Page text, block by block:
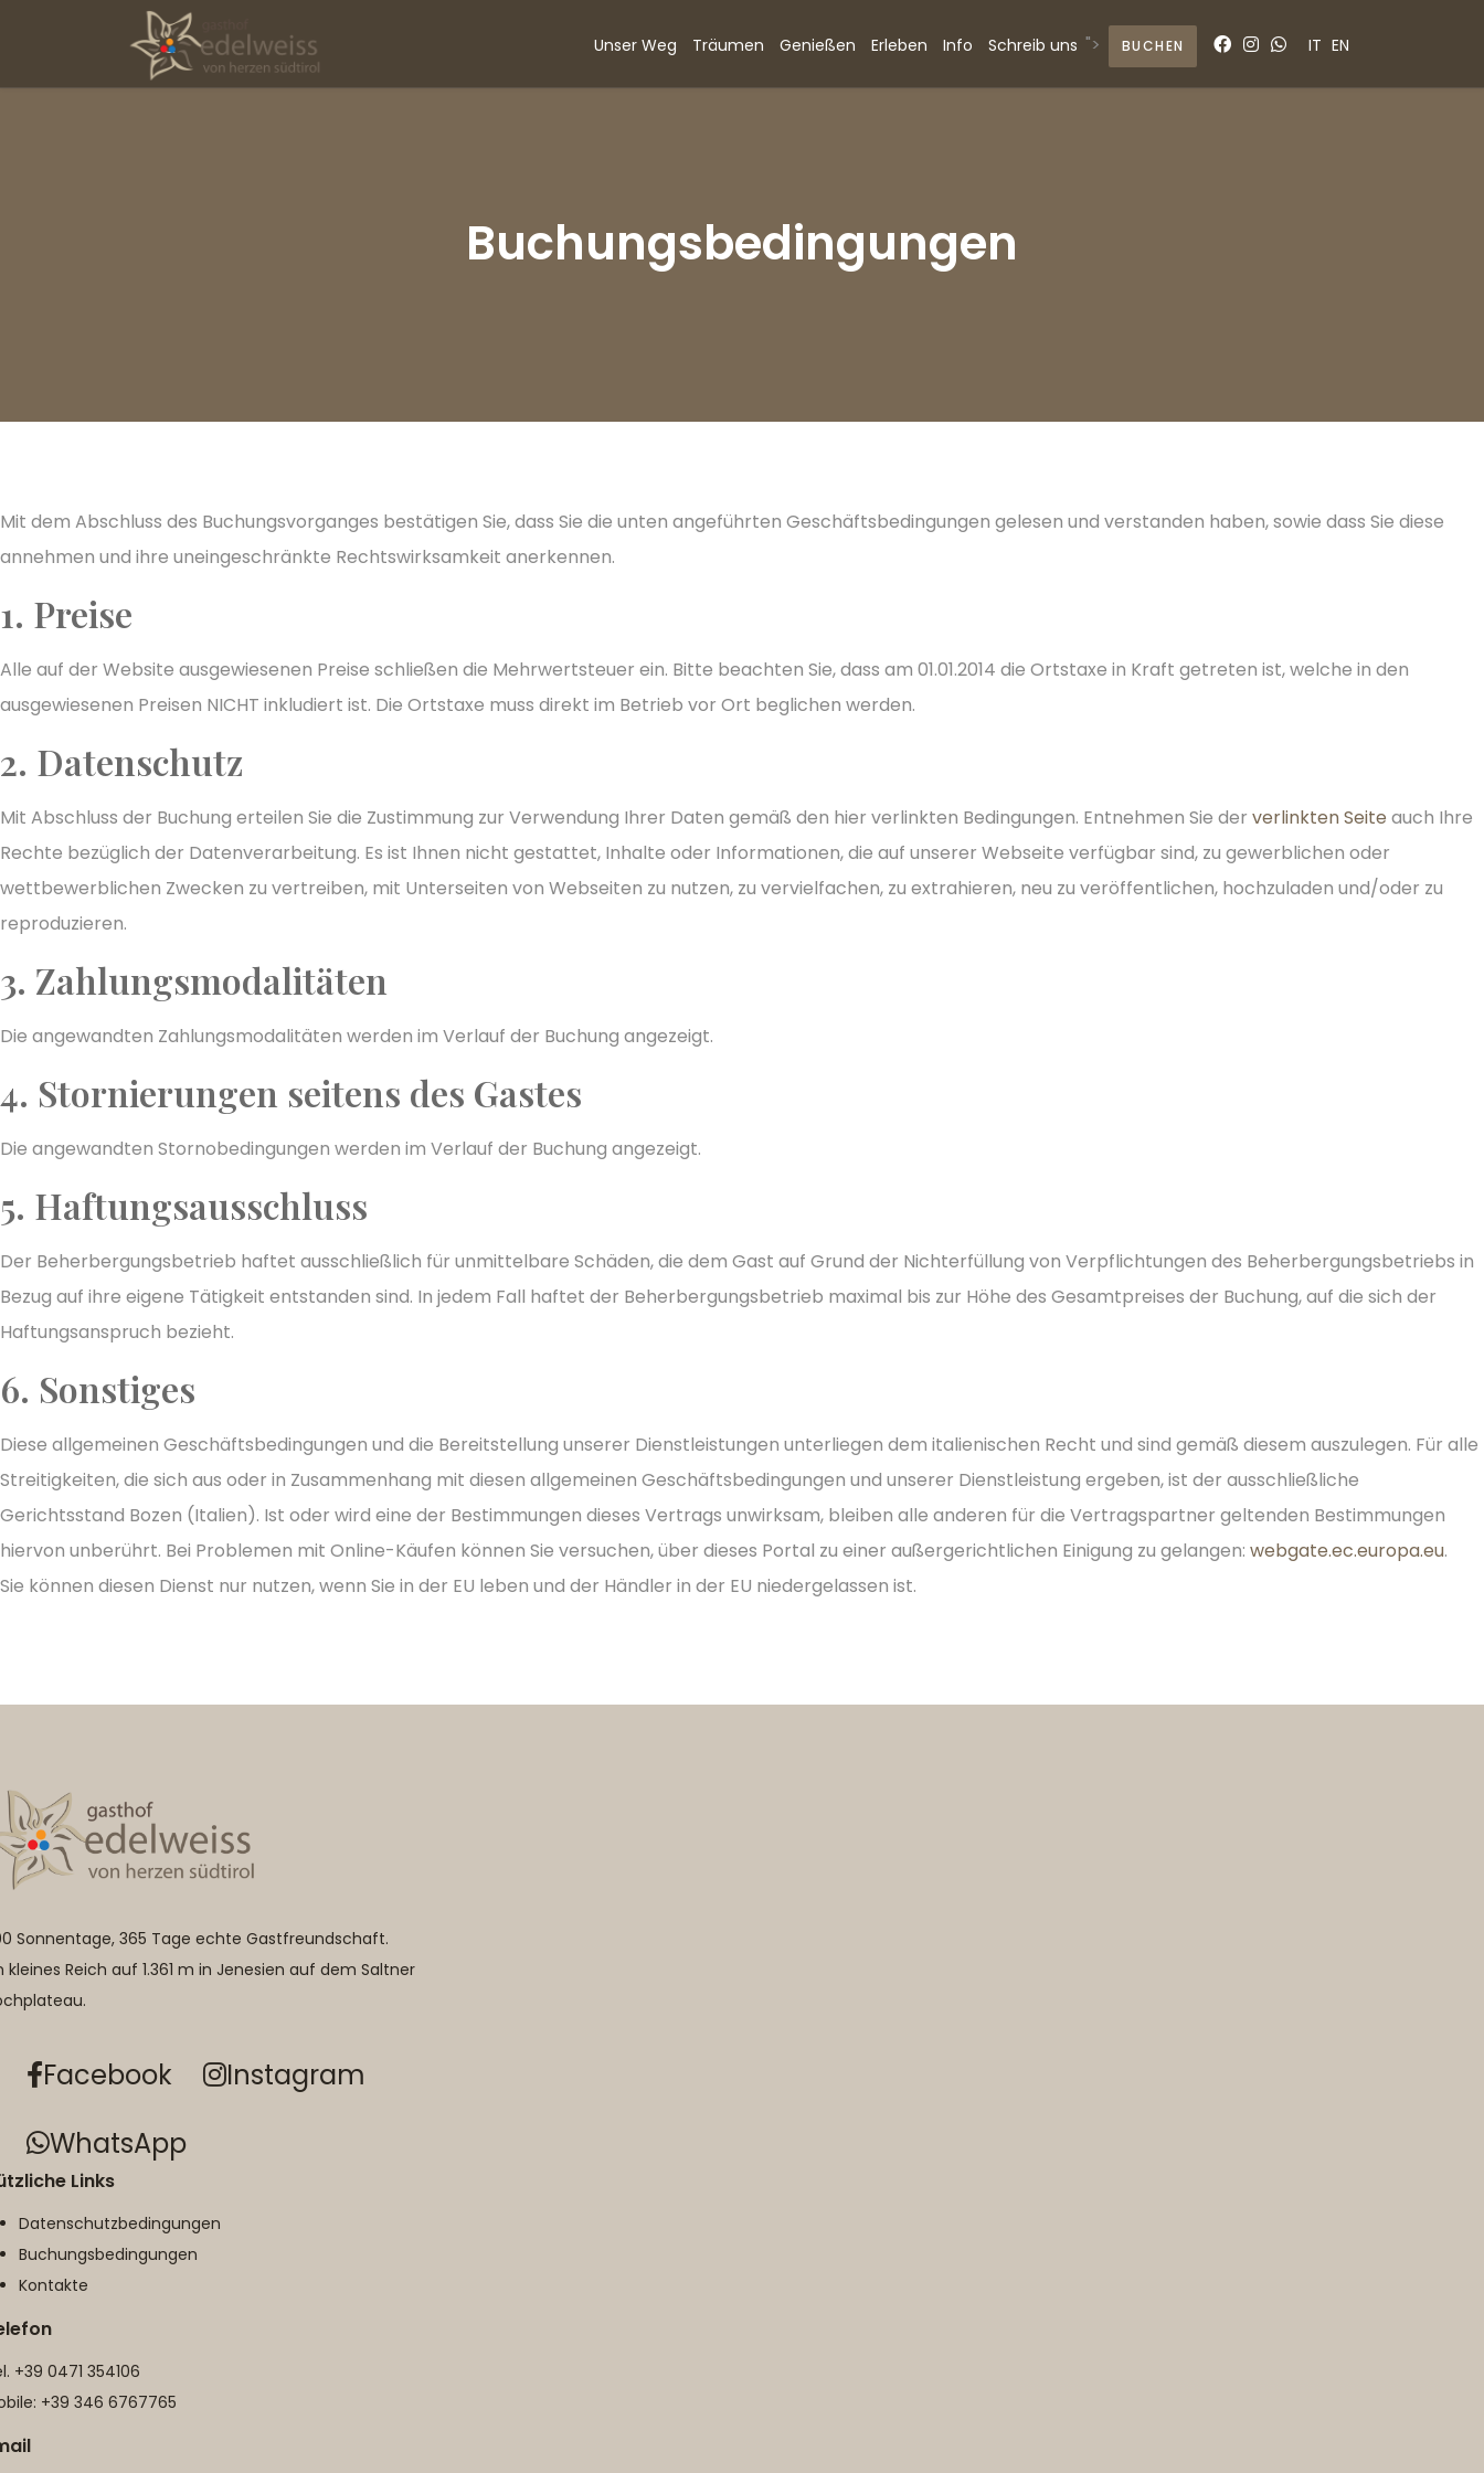
Unser Weg Träumen Genießen Erleben Info Schreib uns "> BUCHEN IT EN
Buchungsbedingungen
Mit dem Abschluss des Buchungsvorganges bestätigen Sie, dass Sie die unten angeführten Geschäftsbedingungen gelesen und verstanden haben, sowie dass Sie diese
annehmen und ihre uneingeschränkte Rechtswirksamkeit anerkennen.
1. Preise
Alle auf der Website ausgewiesenen Preise schließen die Mehrwertsteuer ein. Bitte beachten Sie, dass am 01.01.2014 die Ortstaxe in Kraft getreten ist, welche in den
ausgewiesenen Preisen NICHT inkludiert ist. Die Ortstaxe muss direkt im Betrieb vor Ort beglichen werden.
2. Datenschutz
Mit Abschluss der Buchung erteilen Sie die Zustimmung zur Verwendung Ihrer Daten gemäß den hier verlinkten Bedingungen. Entnehmen Sie der verlinkten Seite auch Ihre
Rechte bezüglich der Datenverarbeitung. Es ist Ihnen nicht gestattet, Inhalte oder Informationen, die auf unserer Webseite verfügbar sind, zu gewerblichen oder
wettbewerblichen Zwecken zu vertreiben, mit Unterseiten von Webseiten zu nutzen, zu vervielfachen, zu extrahieren, neu zu veröffentlichen, hochzuladen und/oder zu
reproduzieren.
3. Zahlungsmodalitäten
Die angewandten Zahlungsmodalitäten werden im Verlauf der Buchung angezeigt.
4. Stornierungen seitens des Gastes
Die angewandten Stornobedingungen werden im Verlauf der Buchung angezeigt.
5. Haftungsausschluss
Der Beherbergungsbetrieb haftet ausschließlich für unmittelbare Schäden, die dem Gast auf Grund der Nichterfüllung von Verpflichtungen des Beherbergungsbetriebs in
Bezug auf ihre eigene Tätigkeit entstanden sind. In jedem Fall haftet der Beherbergungsbetrieb maximal bis zur Höhe des Gesamtpreises der Buchung, auf die sich der
Haftungsanspruch bezieht.
6. Sonstiges
Diese allgemeinen Geschäftsbedingungen und die Bereitstellung unserer Dienstleistungen unterliegen dem italienischen Recht und sind gemäß diesem auszulegen. Für alle
Streitigkeiten, die sich aus oder in Zusammenhang mit diesen allgemeinen Geschäftsbedingungen und unserer Dienstleistung ergeben, ist der ausschließliche
Gerichtsstand Bozen (Italien). Ist oder wird eine der Bestimmungen dieses Vertrags unwirksam, bleiben alle anderen für die Vertragspartner geltenden Bestimmungen
hiervon unberührt. Bei Problemen mit Online-Käufen können Sie versuchen, über dieses Portal zu einer außergerichtlichen Einigung zu gelangen: webgate.ec.europa.eu.
Sie können diesen Dienst nur nutzen, wenn Sie in der EU leben und der Händler in der EU niedergelassen ist.
Sonnentage, 365 Tage echte Gastfreundschaft.
kleines Reich auf 1.361 m in Jenesien auf dem Saltner
Facebook
Instagram
WhatsApp
Links
Datenschutz­bedingungen
Buchungs­bedingungen
Kontakte
+39 0471 354106
+39 346 6767765